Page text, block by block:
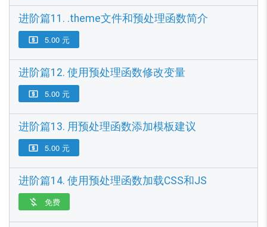
进阶篇11. .theme文件和预处理函数简介
 5.00 元
进阶篇12. 使用预处理函数修改变量
 5.00 元
进阶篇13. 用预处理函数添加模板建议
 5.00 元
进阶篇14. 使用预处理函数加载CSS和JS
 免费